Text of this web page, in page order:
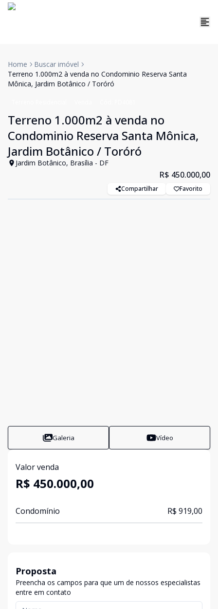
Home
Buscar imóvel
Terreno 1.000m2 à venda no Condominio Reserva Santa
Mônica, Jardim Botânico / Toróró
Terreno 1.000m2 à venda no
Condominio Reserva Santa Mônica,
Jardim Botânico / Toróró
Jardim Botânico, Brasília - DF
R$ 450.000,00
Compartilhar Favorito
Galeria Vídeo
Valor venda
R$ 450.000,00
Condomínio R$ 919,00
Proposta
Preencha os campos para que um de nossos especialistas
entre em contato